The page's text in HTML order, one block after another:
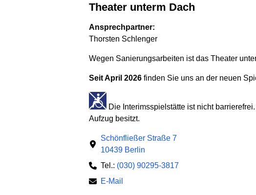
Theater unterm Dach
Ansprechpartner:
Thorsten Schlenger
Wegen Sanierungsarbeiten ist das Theater
Seit April 2026 finden Sie uns an der neuen
Die Interimsspielstätte ist nicht
Aufzug besitzt.
Schönfließer Straße 7
10439 Berlin
Tel.: (030) 90295-3817
E-Mail